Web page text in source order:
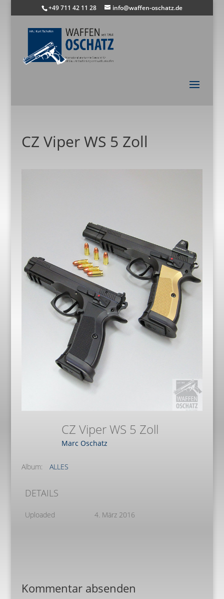
+49 711 42 11 28 info@waffen-oschatz.de
CZ Viper WS 5 Zoll
CZ Viper WS 5 Zoll
Marc Oschatz
Album: ALLES
DETAILS
Uploaded 4. März 2016
Kommentar absenden